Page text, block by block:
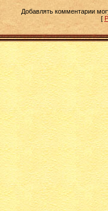
Добавлять комментарии
[